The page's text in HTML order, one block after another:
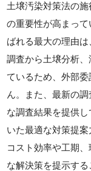
土壌汚染対策法の
の重要性が高まっ
ばれる最大の理由
調査から土壌分析
ているため、外部
ん。また、最新の
な調査結果を提供
いた最適な対策提案
コスト効率や工期
な解決策を提示す